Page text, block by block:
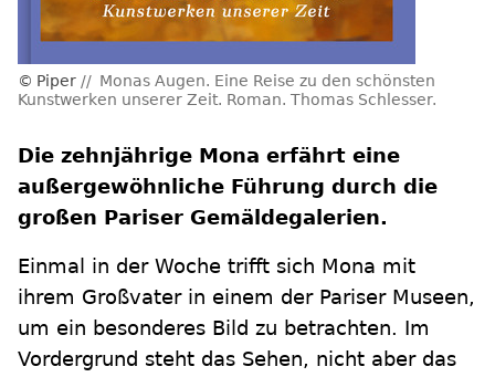
Piper
Monas Augen. Eine Reise zu den schönsten
Kunstwerken unserer Zeit. Roman. Thomas Schlesser.
Die zehnjährige Mona erfährt eine
außergewöhnliche Führung durch die
großen Pariser Gemäldegalerien.
Einmal in der Woche trifft sich Mona mit
ihrem Großvater in einem der Pariser Museen,
um ein besonderes Bild zu betrachten. Im
Vordergrund steht das Sehen, nicht aber das